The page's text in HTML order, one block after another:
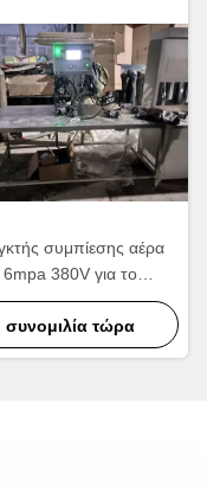
συμπίεσης αέρα
6mpa 380V για το
θερμαντικό σώμα
συμπυκνωτών
συνομιλία τώρα